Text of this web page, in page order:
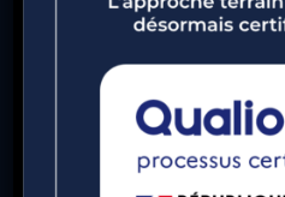
d’équipe
Le coaching d’équipe
spécifique du coaching.
processus à haute
service de la